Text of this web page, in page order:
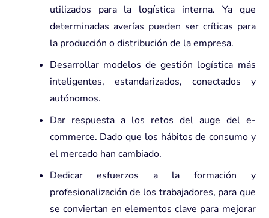
utilizados para la logística interna. Ya que
determinadas averías pueden ser críticas para
la producción o distribución de la empresa.
Desarrollar modelos de gestión logística más
inteligentes, estandarizados, conectados y
autónomos.
Dar respuesta a los retos del auge del e-
commerce. Dado que los hábitos de consumo y
el mercado han cambiado.
Dedicar esfuerzos a la formación y
profesionalización de los trabajadores, para que
se conviertan en elementos clave para mejorar